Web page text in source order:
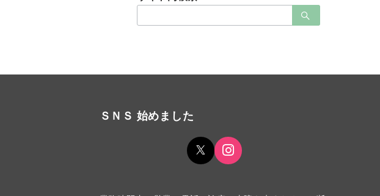
索：
ＳＮＳ 始めました